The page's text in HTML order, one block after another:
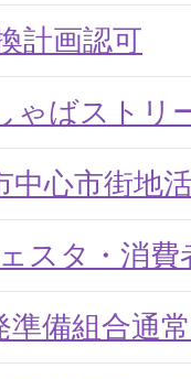
計画認可
ゃばストリ
中心市街地
スタ・消
準備組合通